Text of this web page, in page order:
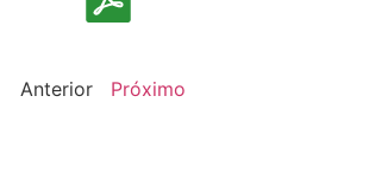
Anterior Próximo